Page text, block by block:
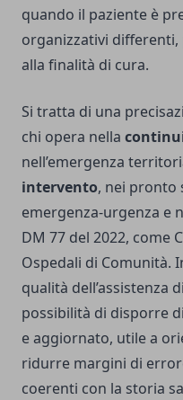
quando il paziente è
organizzativi differenti,
alla finalità di cura.
Si tratta di una
chi opera nella
nell’emergenza
intervento, nei pronto
emergenza-urgenza e
DM 77 del 2022, come
Ospedali di Comunità.
qualità dell’assistenza
possibilità di disporre
e aggiornato, utile a
ridurre margini di
coerenti con la storia